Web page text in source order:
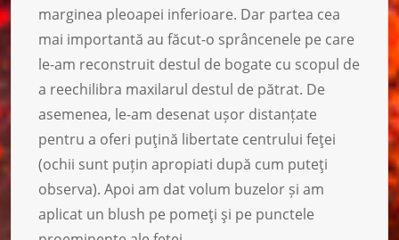
marginea pleoapei inferioare. Dar partea cea
mai importantă au făcut-o sprâncenele pe care
le-am reconstruit destul de bogate cu scopul de
a reechilibra maxilarul destul de pătrat. De
asemenea, le-am desenat ușor distanțate
pentru a oferi puţină libertate centrului feţei
(ochii sunt puțin apropiati după cum puteţi
observa). Apoi am dat volum buzelor și am
aplicat un blush pe pomeţi şi pe punctele